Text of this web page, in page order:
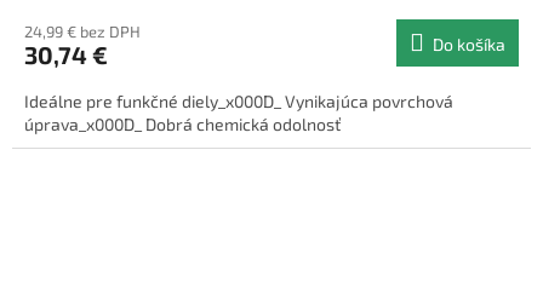
24,99 € bez DPH
30,74 € Do košíka
Ideálne pre funkčné diely_x000D_ Vynikajúca povrchová
úprava_x000D_ Dobrá chemická odolnosť